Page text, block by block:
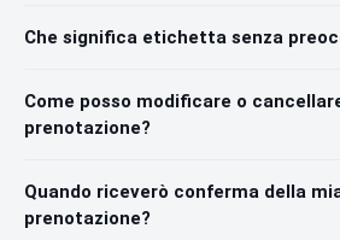
Che significa etichetta senza
Come posso modificare o
prenotazione?
Quando riceverò conferma della
prenotazione?